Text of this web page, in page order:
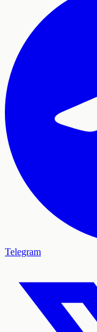
Telegram